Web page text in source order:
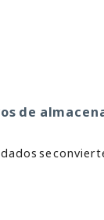
de
se